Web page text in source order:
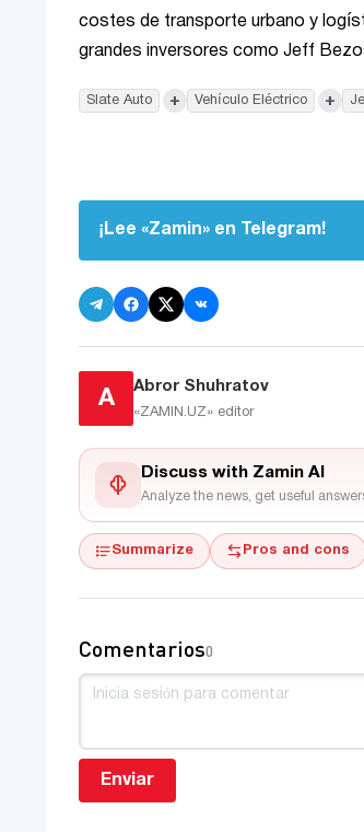
costes de transporte urbano y
grandes inversores como Jeff
Slate Auto + Vehículo Eléctrico +
¡Lee «Zamin» en Telegram!
A
Abror Shuhratov
«ZAMIN.UZ» editor
Discuss with Zamin AI
Analyze the news, get useful
Summarize Pros and cons
Comentarios0
Enviar